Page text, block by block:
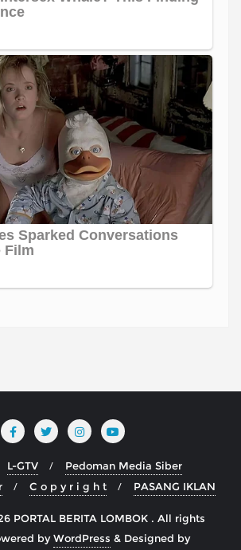
L-GTV
Pedoman Media Siber
C o p y r i g h t PASANG IKLAN
PORTAL BERITA LOMBOK . All rights
byWordPress & Designed by